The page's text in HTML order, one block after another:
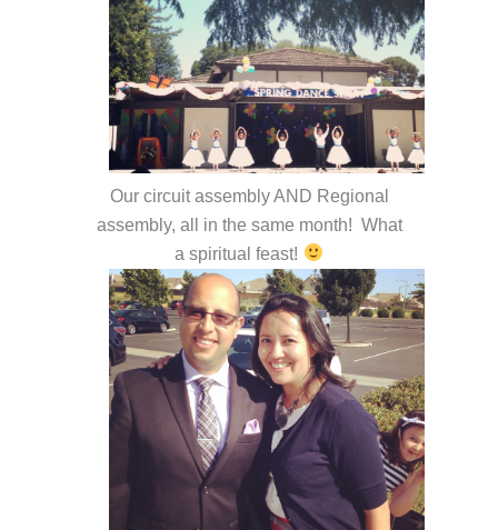
Our circuit assembly AND Regional
assembly, all in the same month! What
a spiritual feast!